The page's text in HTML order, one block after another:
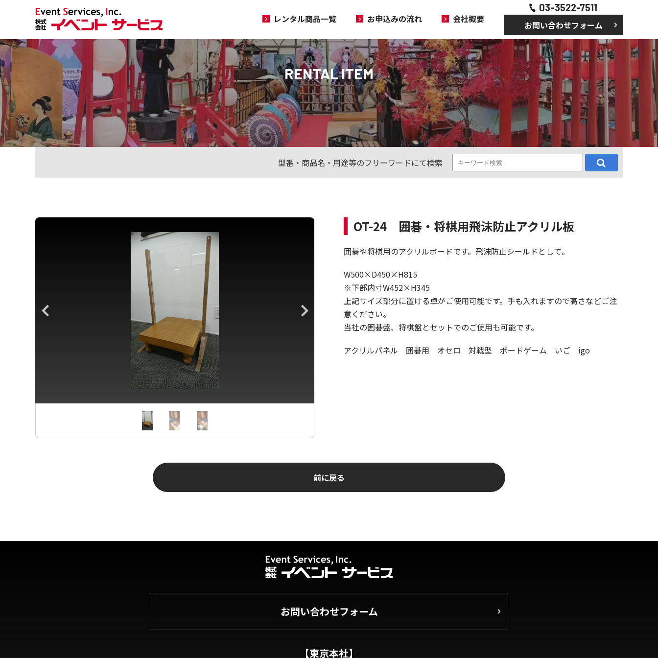
レンタル商品一覧 お申込みの流れ 会社概要
03-3522-7511
お問い合わせフォーム
RENTAL ITEM
型番・商品名・用途等のフリーワードにて検索
OT-24 囲碁・将棋用飛沫防止アクリル板
囲碁や将棋用のアクリルボードです。飛沫防止シールドとして。
W500×D450×H815
※下部内寸W452×H345
上記サイズ部分に置ける卓がご使用可能です。手も入れますので高さなどご注
意ください。
当社の囲碁盤、将棋盤とセットでのご使用も可能です。
アクリルパネル 囲碁用 オセロ 対戦型 ボードゲーム いご igo
前に戻る
お問い合わせフォーム
【東京本社】